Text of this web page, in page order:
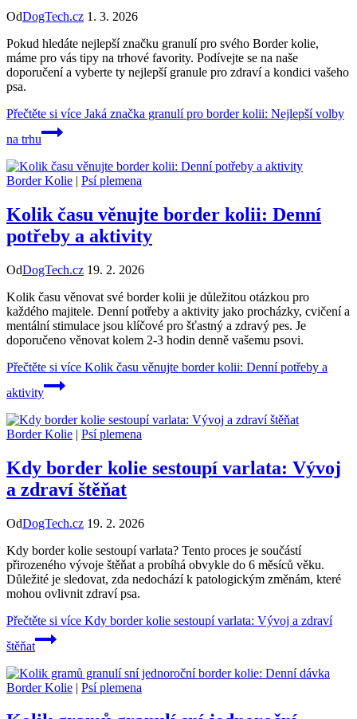
OdDogTech.cz 1. 3. 2026
Pokud hledáte nejlepší značku granulí pro svého Border kolie,
máme pro vás tipy na trhové favority. Podívejte se na naše
doporučení a vyberte ty nejlepší granule pro zdraví a kondici vašeho
psa.
Přečtěte si více Jaká značka granulí pro border kolii: Nejlepší volby
na trhu
Border Kolie | Psí plemena
Kolik času věnujte border kolii: Denní
potřeby a aktivity
OdDogTech.cz 19. 2. 2026
Kolik času věnovat své border kolii je důležitou otázkou pro
každého majitele. Denní potřeby a aktivity jako procházky, cvičení a
mentální stimulace jsou klíčové pro šťastný a zdravý pes. Je
doporučeno věnovat kolem 2-3 hodin denně vašemu psovi.
Přečtěte si více Kolik času věnujte border kolii: Denní potřeby a
aktivity
Border Kolie | Psí plemena
Kdy border kolie sestoupí varlata: Vývoj
a zdraví štěňat
OdDogTech.cz 19. 2. 2026
Kdy border kolie sestoupí varlata? Tento proces je součástí
přirozeného vývoje štěňat a probíhá obvykle do 6 měsíců věku.
Důležité je sledovat, zda nedochází k patologickým změnám, které
mohou ovlivnit zdraví psa.
Přečtěte si více Kdy border kolie sestoupí varlata: Vývoj a zdraví
štěňat
Border Kolie | Psí plemena